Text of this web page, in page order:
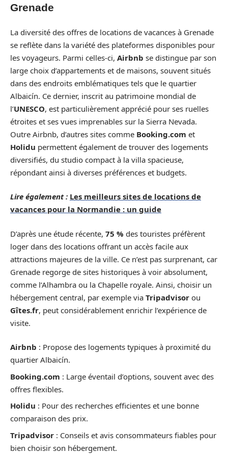
Grenade
La diversité des offres de locations de vacances à Grenade
se reflète dans la variété des plateformes disponibles pour
les voyageurs. Parmi celles-ci, Airbnb se distingue par son
large choix d’appartements et de maisons, souvent situés
dans des endroits emblématiques tels que le quartier
Albaicín. Ce dernier, inscrit au patrimoine mondial de
l’UNESCO, est particulièrement apprécié pour ses ruelles
étroites et ses vues imprenables sur la Sierra Nevada.
Outre Airbnb, d’autres sites comme Booking.com et
Holidu permettent également de trouver des logements
diversifiés, du studio compact à la villa spacieuse,
répondant ainsi à diverses préférences et budgets.
Lire également : Les meilleurs sites de locations de
vacances pour la Normandie : un guide
D’après une étude récente, 75 % des touristes préfèrent
loger dans des locations offrant un accès facile aux
attractions majeures de la ville. Ce n’est pas surprenant, car
Grenade regorge de sites historiques à voir absolument,
comme l’Alhambra ou la Chapelle royale. Ainsi, choisir un
hébergement central, par exemple via Tripadvisor ou
Gîtes.fr, peut considérablement enrichir l’expérience de
visite.
Airbnb : Propose des logements typiques à proximité du
quartier Albaicín.
Booking.com : Large éventail d’options, souvent avec des
offres flexibles.
Holidu : Pour des recherches efficientes et une bonne
comparaison des prix.
Tripadvisor : Conseils et avis consommateurs fiables pour
bien choisir son hébergement.